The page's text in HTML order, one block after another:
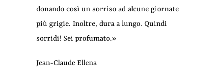
donando così un sorriso ad alcune giornate
più grigie. Inoltre, dura a lungo. Quindi
sorridi! Sei profumato.»
Jean-Claude Ellena